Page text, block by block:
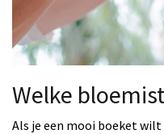
Welke
Als je een mooi boeket